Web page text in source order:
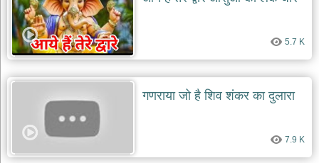
दयाल
भजन
bawa
lal
dayal
bhajans
shani
dev
5.7 K
गणराया जो है शिव शंकर का दुलारा
7.9 K